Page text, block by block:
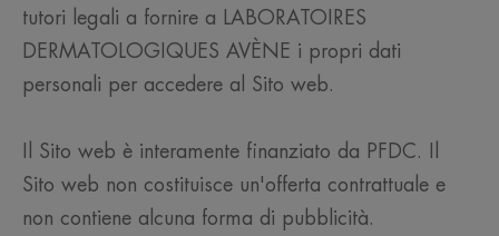
tutori legali a fornire a LABORATOIRES
DERMATOLOGIQUES AVÈNE i propri dati
personali per accedere al Sito web.
Il Sito web è interamente finanziato da PFDC. Il
Sito web non costituisce un'offerta contrattuale e
non contiene alcuna forma di pubblicità.